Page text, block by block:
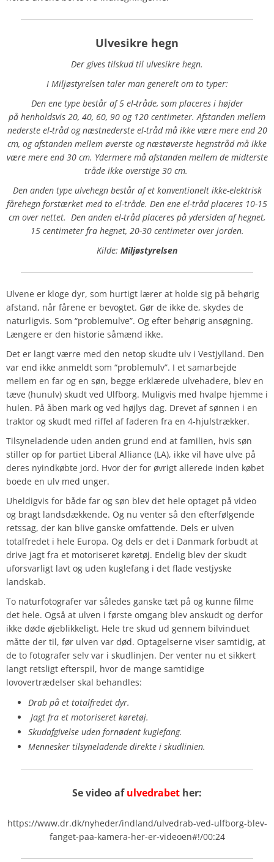
Ulvesikre hegn
Der gives tilskud til ulvesikre hegn.
I Miljøstyrelsen taler man generelt om to typer:
Den ene type består af 5 el-tråde, som placeres i højder
på henholdsvis 20, 40, 60, 90 og 120 centimeter. Afstanden mellem
nederste el-tråd og næstnederste el-tråd må ikke være mere end 20
cm, og afstanden mellem øverste og næstøverste hegnstråd må ikke
være mere end 30 cm. Ydermere må afstanden mellem de midterste
tråde ikke overstige 30 cm.
Den anden type ulvehegn består af et konventionelt ikke-elektrisk
fårehegn forstærket med to el-tråde. Den ene el-tråd placeres 10-15
cm over nettet. Den anden el-tråd placeres på ydersiden af hegnet,
15 centimeter fra hegnet, 20-30 centimeter over jorden.
Kilde: Miljøstyrelsen
Ulvene er kloge dyr, som hurtigt lærer at holde sig på behørig
afstand, når fårene er bevogtet. Gør de ikke de, skydes de
naturligvis. Som “problemulve”. Og efter behørig ansøgning.
Længere er den historie såmænd ikke.
Det er langt værre med den netop skudte ulv i Vestjylland. Den
var end ikke anmeldt som “problemulv”. I et samarbejde
mellem en far og en søn, begge erklærede ulvehadere, blev en
tæve (hunulv) skudt ved Ulfborg. Muligvis med hvalpe hjemme i
hulen. På åben mark og ved højlys dag. Drevet af sønnen i en
traktor og skudt med riffel af faderen fra en 4-hjulstrækker.
Tilsyneladende uden anden grund end at familien, hvis søn
stiller op for partiet Liberal Alliance (LA), ikke vil have ulve på
deres nyindkøbte jord. Hvor der for øvrigt allerede inden købet
boede en ulv med unger.
Uheldigvis for både far og søn blev det hele optaget på video
og bragt landsdækkende. Og nu venter så den efterfølgende
retssag, der kan blive ganske omfattende. Dels er ulven
totalfredet i hele Europa. Og dels er det i Danmark forbudt at
drive jagt fra et motoriseret køretøj. Endelig blev der skudt
uforsvarligt lavt og uden kuglefang i det flade vestjyske
landskab.
To naturfotografer var således ganske tæt på og kunne filme
det hele. Også at ulven i første omgang blev anskudt og derfor
ikke døde øjeblikkeligt. Hele tre skud ud gennem bilvinduet
måtte der til, før ulven var død. Optagelserne viser samtidig, at
de to fotografer selv var i skudlinjen. Der venter nu et sikkert
langt retsligt efterspil, hvor de mange samtidige
lovovertrædelser skal behandles:
Drab på et totalfredet dyr.
Jagt fra et motoriseret køretøj.
Skudafgivelse uden fornødent kuglefang.
Mennesker tilsyneladende direkte i skudlinien.
Se video afulvedrabet her:
https://www.dr.dk/nyheder/indland/ulvedrab-ved-ulfborg-blev-
fanget-paa-kamera-her-er-videoen#!/00:24